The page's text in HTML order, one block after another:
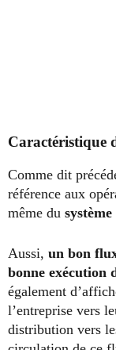
Caractéristique
Comme dit
référence aux
même du système
Aussi, un bon
bonne exécution
également
l’entreprise vers
distribution vers